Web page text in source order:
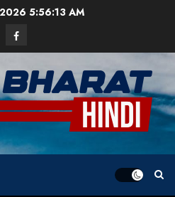
5:56:13 AM
Facebook